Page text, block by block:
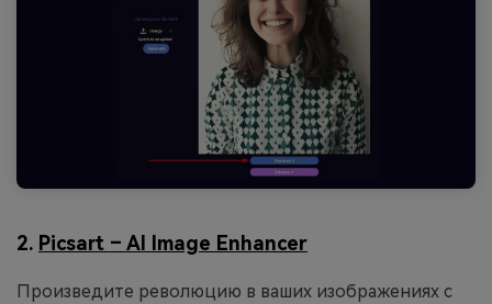
2. Picsart – AI Image Enhancer
Произведите революцию в ваших изображениях с